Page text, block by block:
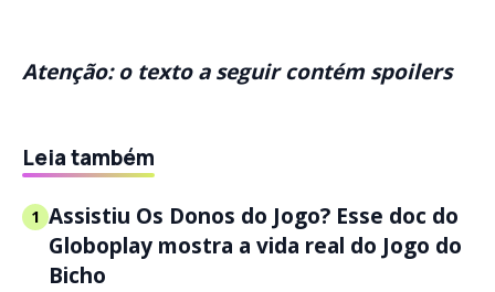
Atenção: o texto a seguir contém spoilers
Leia também
1 Assistiu Os Donos do Jogo? Esse doc do
Globoplay mostra a vida real do Jogo do
Bicho